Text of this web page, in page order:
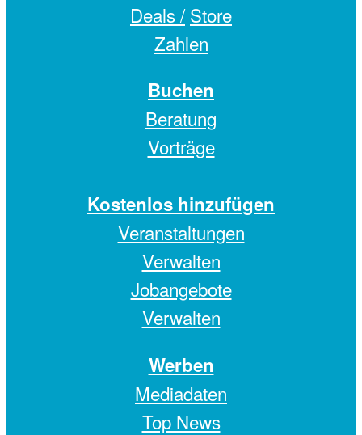
Deals / Store
Zahlen
Buchen
Beratung
Vorträge
Kostenlos hinzufügen
Veranstaltungen
Verwalten
Jobangebote
Verwalten
Werben
Mediadaten
Top News